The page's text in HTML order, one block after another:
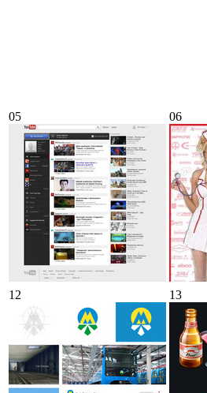
05 06
12 13